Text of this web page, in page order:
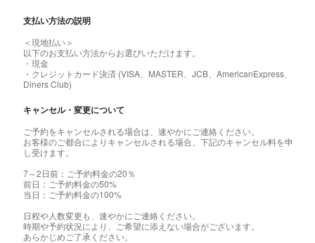
支払い方法の説明
＜現地払い＞
以下のお支払い方法からお選びいただけます。
・現金
・クレジットカード決済 (VISA、MASTER、JCB、AmericanExpress、
Diners Club)
キャンセル・変更について
ご予約をキャンセルされる場合は、速やかにご連絡ください。
お客様のご都合によりキャンセルされる場合、下記のキャンセル料を申
し受けます。
7～2日前：ご予約料金の20％
前日：ご予約料金の50%
当日：ご予約料金の100%
日程や人数変更も、速やかにご連絡ください。
時期や予約状況により、ご希望に添えない場合がございます。
あらかじめご了承ください。